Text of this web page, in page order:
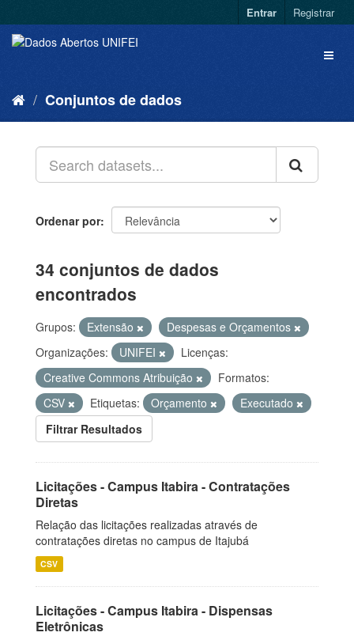
Entrar Registrar
Conjuntos de dados
Ordenar por
34 conjuntos de dados
encontrados
Grupos: Extensão
Despesas e Orçamentos
Organizações:
UNIFEI
Licenças:
Creative Commons Atribuição
Formatos:
CSV
Etiquetas: Orçamento
Executado
Filtrar Resultados
Licitações - Campus Itabira - Contratações
Diretas
Relação das licitações realizadas através de
contratações diretas no campus de Itajubá
CSV
Licitações - Campus Itabira - Dispensas
Eletrônicas